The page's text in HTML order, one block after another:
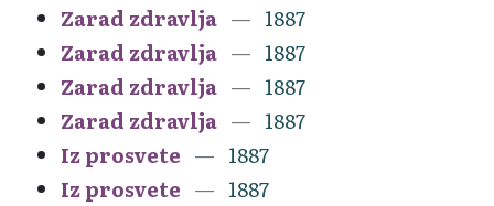
Zarad zdravlja
1887
Zarad zdravlja
1887
Zarad zdravlja
1887
Zarad zdravlja
1887
Iz prosvete
1887
Iz prosvete
1887